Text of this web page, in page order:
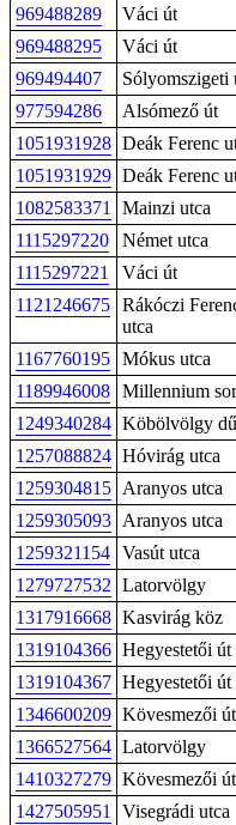
969488289
Váci út
969488295
Váci út
969494407
Sólyomszigeti
977594286
Alsómező út
1051931928 Deák Ferenc
1051931929 Deák Ferenc
1082583371
Mainzi utca
1115297220
Német utca
1115297221
Váci út
1121246675 Rákóczi
utca
1167760195 Mókus utca
1189946008 Millennium sor
1249340284 Köbölvölgy
1257088824 Hóvirág utca
1259304815 Aranyos utca
1259305093 Aranyos utca
1259321154 Vasút utca
1279727532 Latorvölgy
1317916668 Kasvirág köz
1319104366 Hegyestetői út
1319104367 Hegyestetői út
1346600209 Kövesmezői út
1366527564 Latorvölgy
1410327279 Kövesmezői út
1427505951
Visegrádi utca